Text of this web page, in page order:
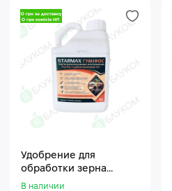
Удобрение для
обработки зерна
Стармакс Гумифос
В наличии